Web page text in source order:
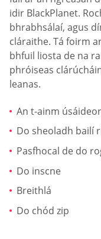
idir BlackPlanet.
bhrabhsálaí, agus
cláraithe. Tá foirm
bhfuil liosta de na
phróiseas
leanas.
An t-ainm
Do sheoladh bailí
Pasfhocal de do
Do inscne
Breithlá
Do chód zip